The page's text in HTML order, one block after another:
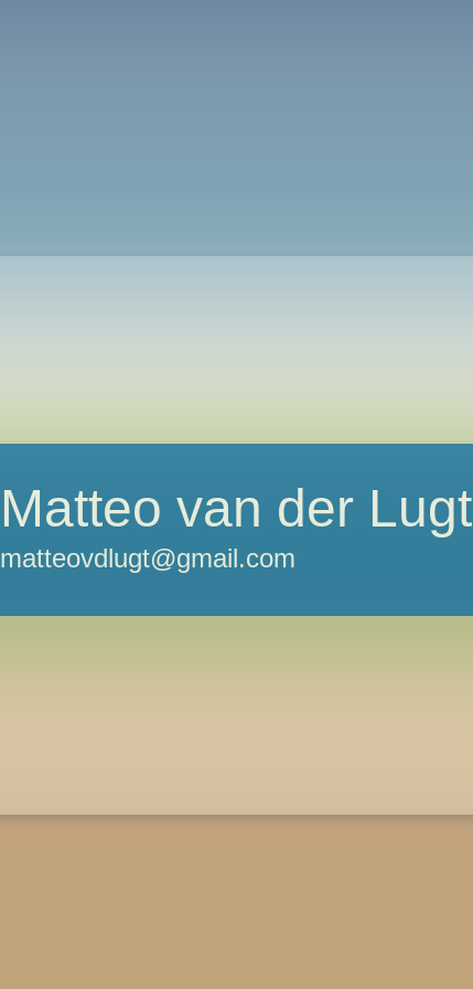
Matteo van der Lugt
matteovdlugt@gmail.com